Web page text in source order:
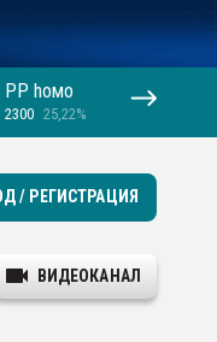
PP hомо
2300 25,22%
/ РЕГИСТРАЦИЯ
ВИДЕОКАНАЛ